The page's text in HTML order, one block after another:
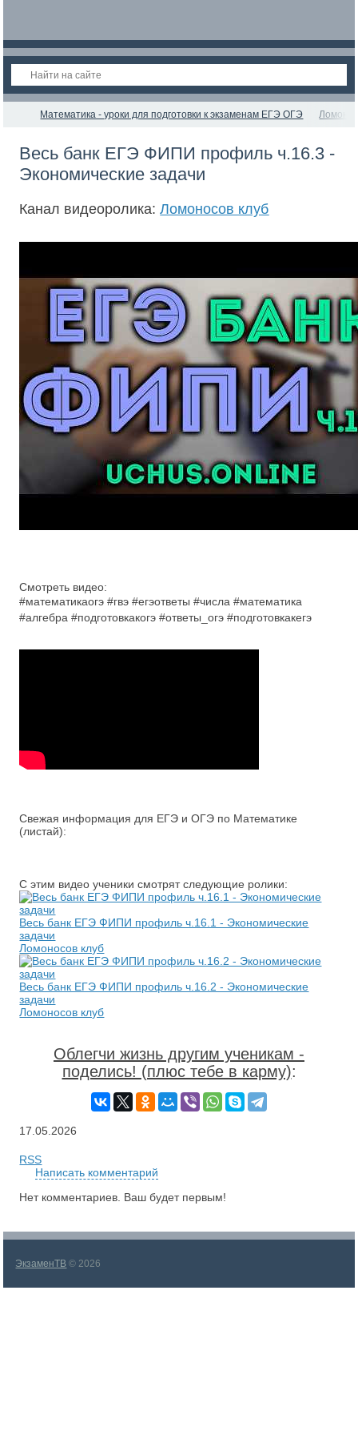
Математика - уроки для подготовки к экзаменам ЕГЭ ОГЭ
Весь банк ЕГЭ ФИПИ профиль ч.16.3 -
Экономические задачи
Канал видеоролика:Ломоносов клуб
Смотреть видео:
#математикаогэ #гвэ #егэответы #числа #математика
#алгебра #подготовкакогэ #ответы_огэ #подготовкакегэ
Свежая информация для ЕГЭ и ОГЭ по Математике
(листай):
С этим видео ученики смотрят следующие ролики:
Весь банк ЕГЭ ФИПИ профиль ч.16.1 - Экономические
задачи
Ломоносов клуб
Весь банк ЕГЭ ФИПИ профиль ч.16.2 - Экономические
задачи
Ломоносов клуб
Облегчи жизнь другим ученикам -
поделись! (плюс тебе в карму):
17.05.2026
RSS
Написать комментарий
Нет комментариев. Ваш будет первым!
ЭкзаменТВ © 2026